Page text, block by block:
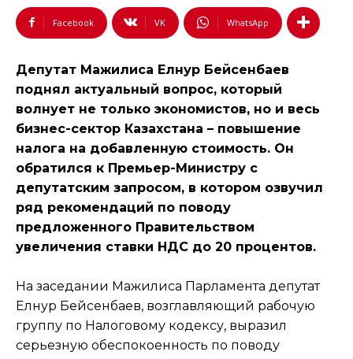
Facebook VK WhatsApp
Депутат Мажилиса Елнур Бейсенбаев
поднял актуальный вопрос, который
волнует не только экономистов, но и весь
бизнес-сектор Казахстана – повышение
налога на добавленную стоимость. Он
обратился к Премьер-Министру с
депутатским запросом, в котором озвучил
ряд рекомендаций по поводу
предложенного Правительством
увеличения ставки НДС до 20 процентов.
На заседании Мажилиса Парламента депутат
Елнур Бейсенбаев, возглавляющий рабочую
группу по Налоговому кодексу, выразил
серьезную обеспокоенность по поводу